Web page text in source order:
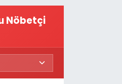
Nöbetçi